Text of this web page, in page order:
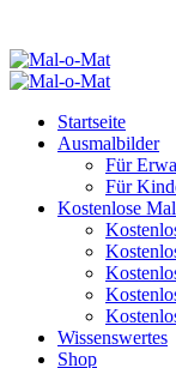
Startseite
Ausmalbilder
Für
Für
Kostenlose
Wissenswertes
Shop